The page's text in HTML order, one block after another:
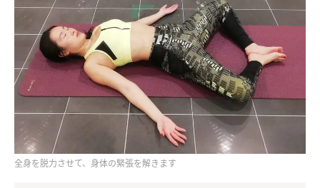
全身を脱力させて、身体の緊張を解きます